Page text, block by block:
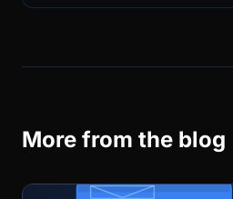
More from the blog